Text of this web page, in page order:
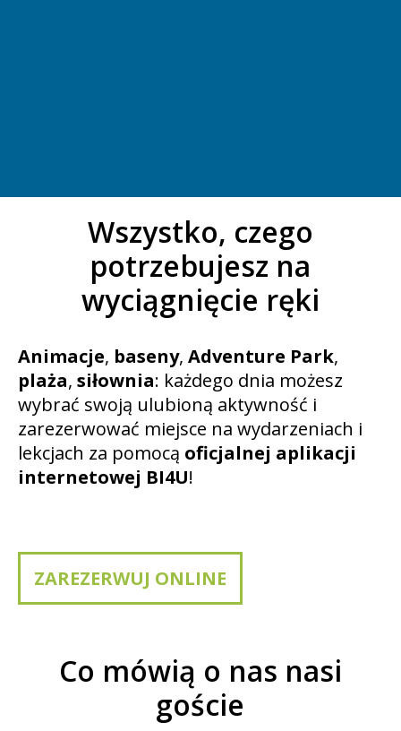
Wszystko, czego
potrzebujesz na
wyciągnięcie ręki
Animacje, baseny, Adventure Park,
plaża, siłownia: każdego dnia możesz
wybrać swoją ulubioną aktywność i
zarezerwować miejsce na wydarzeniach i
lekcjach za pomocą oficjalnej aplikacji
internetowej BI4U!
ZAREZERWUJ ONLINE
Co mówią o nas nasi
goście